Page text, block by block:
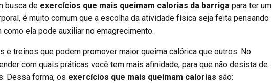
busca de exercícios que mais queimam calorias da barriga para ter um
é muito comum que a escolha da atividade física seja feita pensando
ela pode auxiliar no emagrecimento.
e treinos que podem promover maior queima calórica que outros. No
com quais práticas você tem mais afinidade, para que não desista de
Dessa forma, os exercícios que mais queimam calorias são: